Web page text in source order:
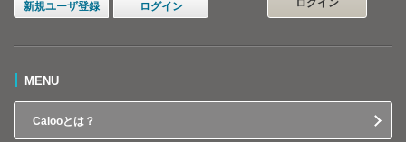
新規ユーザ登録 ログイン
ログイン
MENU
Calooとは？